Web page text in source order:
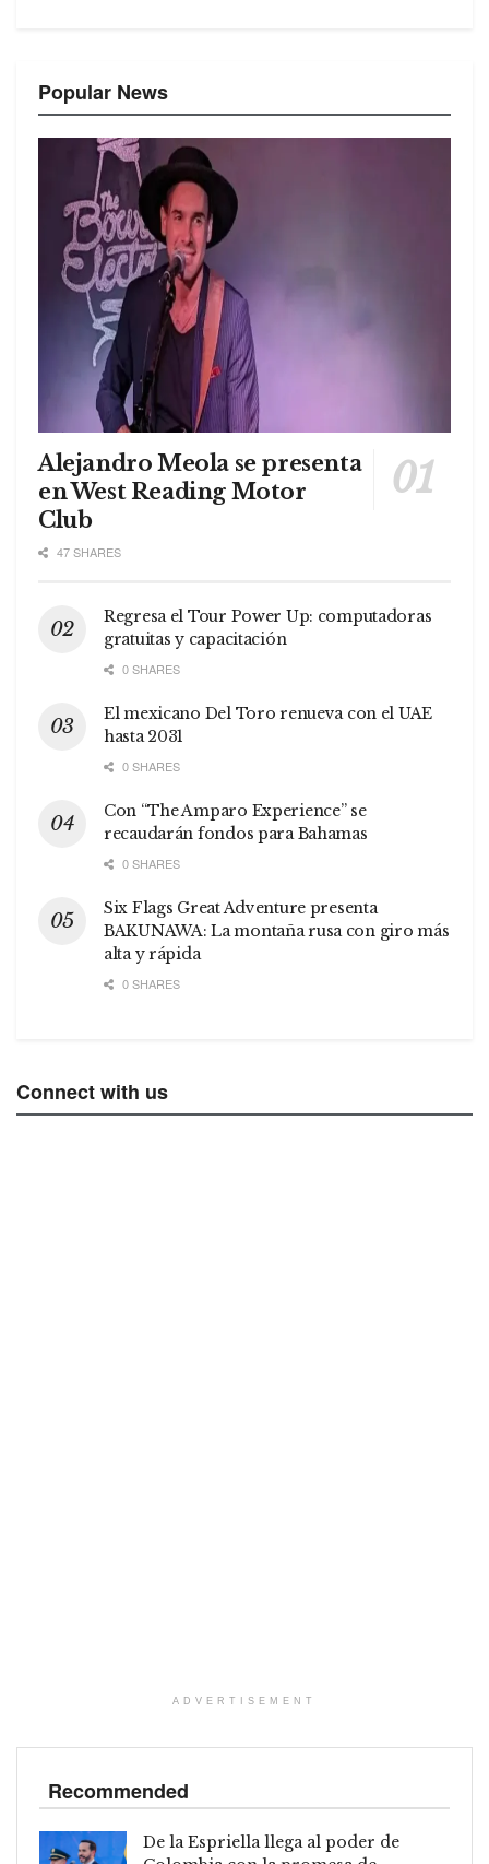
Popular News
Alejandro Meola se presenta
en West Reading Motor
Club
47 SHARES
Regresa el Tour Power Up: computadoras
gratuitas y capacitación
0 SHARES
El mexicano Del Toro renueva con el UAE
hasta 2031
0 SHARES
Con “The Amparo Experience” se
recaudarán fondos para Bahamas
0 SHARES
Six Flags Great Adventure presenta
BAKUNAWA: La montaña rusa con giro más
alta y rápida
0 SHARES
Connect with us
ADVERTISEMENT
Recommended
De la Espriella llega al poder de